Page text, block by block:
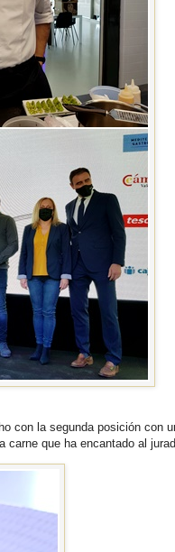
con la segunda posición con
carne que ha encantado al